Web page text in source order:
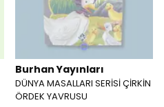
Burhan Yayınları
DÜNYA MASALLARI SERİSİ ÇİRKİN
ÖRDEK YAVRUSU